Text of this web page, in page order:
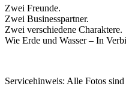
Zwei Freunde.
Zwei Businesspartner.
Zwei verschiedene Charaktere.
Wie Erde und Wasser – In
Servicehinweis: Alle Fotos